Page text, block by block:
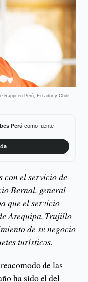
Rappi en Perú, Ecuador y Chile.
Perú como fuente
con el servicio de
Bernal, general
que el servicio
Arequipa, Trujillo
de su negocio
turísticos.
de las
ha sido el del